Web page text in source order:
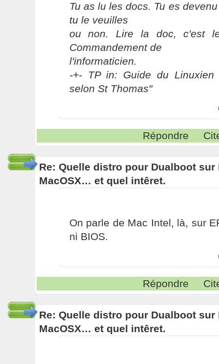
Tu as lu les docs. Tu es
tu le veuilles
ou non. Lire la doc, c'est
Commandement de
l'informaticien.
-+- TP in: Guide du Linuxien
selon St Thomas"
Répondre
Re: Quelle distro pour Dualboot sur
MacOSX… et quel intêret.
On parle de Mac Intel, là, sur
ni BIOS.
Répondre
Re: Quelle distro pour Dualboot sur
MacOSX… et quel intêret.